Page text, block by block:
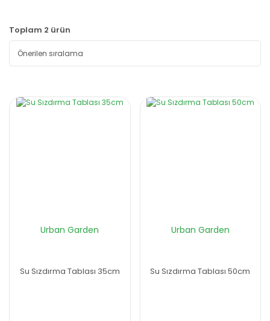
Toplam 2 ürün
Urban Garden
Su Sızdırma Tablası 35cm
Urban Garden
Su Sızdırma Tablası 50cm